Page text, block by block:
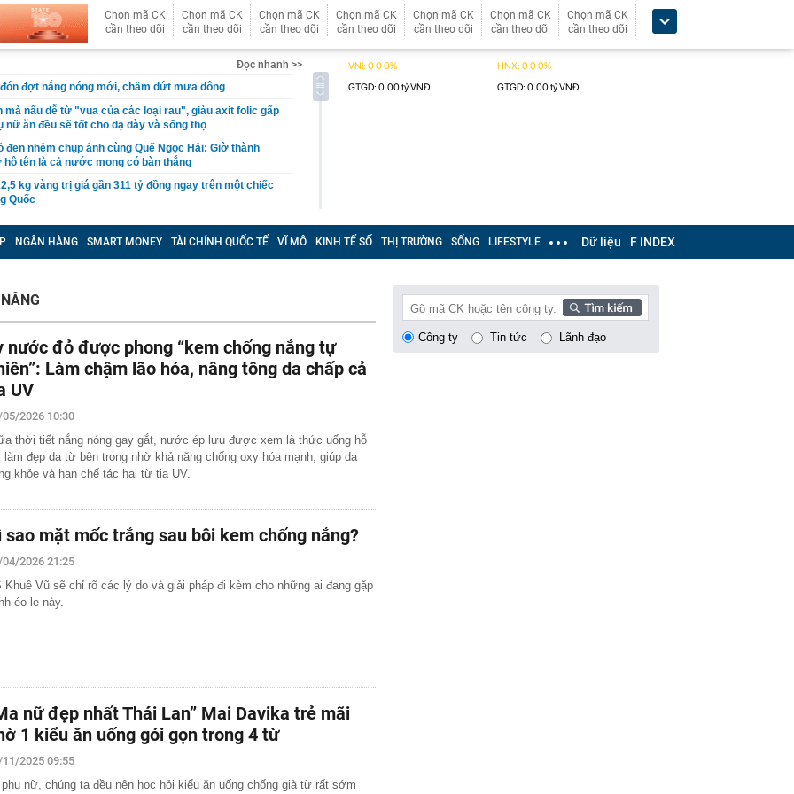
Chọn mã CK
cần theo dõi
Chọn mã CK
cần theo dõi
Chọn mã CK
cần theo dõi
Chọn mã CK
cần theo dõi
Chọn mã CK
cần theo dõi
Chọn mã CK
cần theo dõi
Chọn mã CK
cần theo dõi
Đọc nhanh >>
đợt nắng nóng mới, chấm dứt mưa dông
mà nấu dễ từ "vua của các loại rau", giàu axit folic gấp
nữ ăn đều sẽ tốt cho dạ dày và sống thọ
đen nhẻm chụp ảnh cùng Quế Ngọc Hải: Giờ thành
hô tên là cả nước mong có bàn thắng
kg vàng trị giá gần 311 tỷ đồng ngay trên một chiếc
Quốc
bất ngờ lớn: Nhược điểm chính sẽ sớm trở thành dĩ
nổi tiếng sau một đêm
bố sẽ xây 10.000 trạm đổi pin ô tô điện vào năm
triệu xe mỗi ngày chỉ với 3 phút
bỗng gây sốt MXH vì nữ sinh được lên trang bìa quá
cô gái này giờ đã là Tiến sĩ, giảng viên ĐH!
SN 2000 và 29 người trong chuyên án phức tạp,
đặc biệt lớn
Nga không đứng yên: Cuộc đua ai nhanh hơn đang
trận khác
đường sắt gần 9.000 tỷ ở Phú Quốc?
Thanh của ông Lê Thanh Thản vừa công bố thay đổi
trả nợ nhanh, không tiêu cho bản thân: 5 điều tưởng
chắc tốt
đồng trong phiên cuối tuần, tự doanh CTCK "xả" mã
ở Chernigovka, 5 lữ đoàn Kiev rút lui - Hàng trăm tên
tới Ukraine sau tuyên bố từ ông Trump
để rang: Ăn sống được cho là bổ thận, nấu chín lại
khiến "dân đào đường" thế giới thán phục với cỗ máy
sở hữu hai công nghệ cực độc
người tên Nguyễn Bá Hoàng Tùng SN 1994
NGÂN HÀNG SMART MONEY TÀI CHÍNH QUỐC TẾ VĨ MÔ KINH TẾ SỐ THỊ TRƯỜNG SỐNG LIFESTYLE Dữ liệu F INDEX
nước đỏ được phong “kem chống nắng tự
Làm chậm lão hóa, nâng tông da chấp cả
UV
2026 10:30
thời tiết nắng nóng gay gắt, nước ép lựu được xem là thức uống hỗ
làm đẹp da từ bên trong nhờ khả năng chống oxy hóa mạnh, giúp da
khỏe và hạn chế tác hại từ tia UV.
sao mặt mốc trắng sau bôi kem chống nắng?
2026 21:25
Khuê Vũ sẽ chỉ rõ các lý do và giải pháp đi kèm cho những ai đang gặp
éo le này.
nữ đẹp nhất Thái Lan” Mai Davika trẻ mãi
1 kiểu ăn uống gói gọn trong 4 từ
2025 09:55
phụ nữ, chúng ta đều nên học hỏi kiểu ăn uống chống già từ rất sớm
Công ty Tin tức Lãnh đạo